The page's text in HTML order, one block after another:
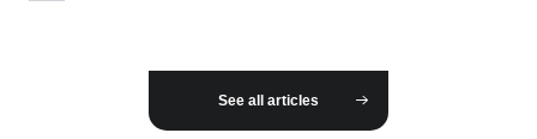
See all articles